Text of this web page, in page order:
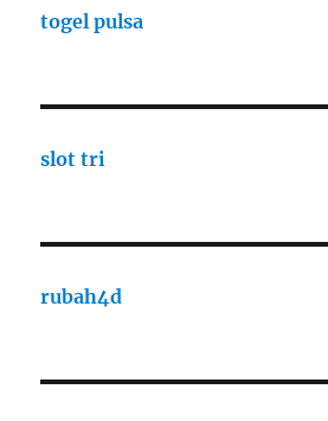
togel pulsa
slot tri
rubah4d